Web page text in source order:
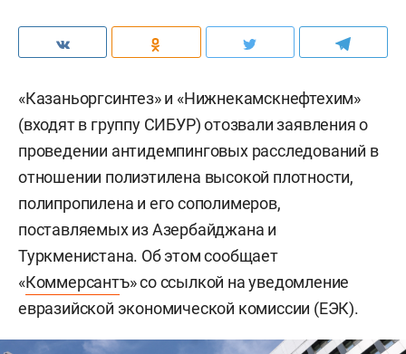
«Казаньоргсинтез» и «Нижнекамскнефтехим»
(входят в группу СИБУР) отозвали заявления о
проведении антидемпинговых расследований в
отношении полиэтилена высокой плотности,
полипропилена и его сополимеров,
поставляемых из Азербайджана и
Туркменистана. Об этом сообщает
«Коммерсантъ» со ссылкой на уведомление
евразийской экономической комиссии (ЕЭК).